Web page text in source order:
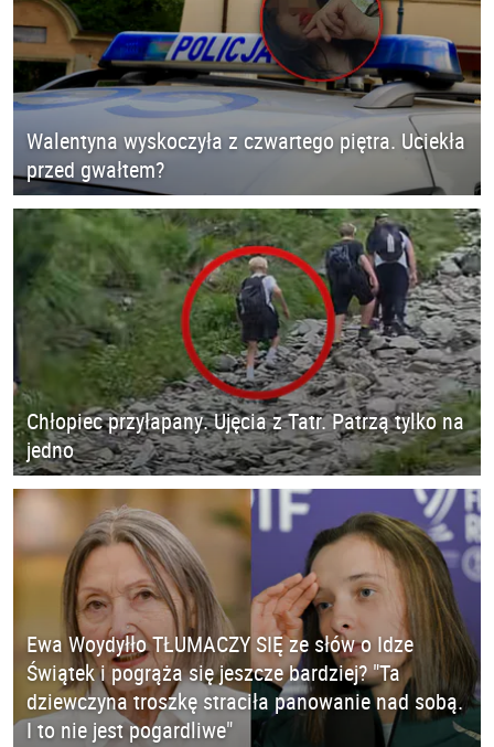
Walentyna wyskoczyła z czwartego piętra. Uciekła
przed gwałtem?
Chłopiec przyłapany. Ujęcia z Tatr. Patrzą tylko na
jedno
Ewa Woydyłło TŁUMACZY SIĘ ze słów o Idze
Świątek i pogrąża się jeszcze bardziej? "Ta
dziewczyna troszkę straciła panowanie nad sobą.
I to nie jest pogardliwe"